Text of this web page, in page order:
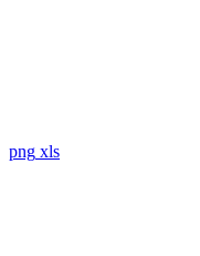
png xls